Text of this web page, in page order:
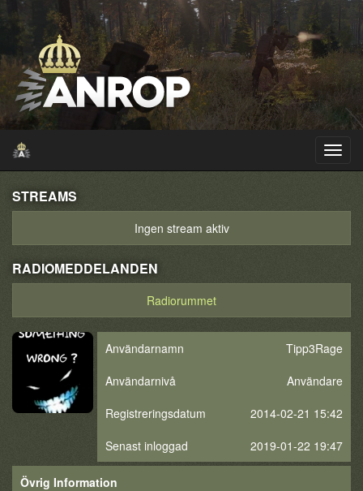
STREAMS
Ingen stream aktiv
RADIOMEDDELANDEN
Radiorummet
Användarnamn
Tipp3Rage
Användarnivå
Användare
Registreringsdatum
2014-02-21 15:42
Senast inloggad
2019-01-22 19:47
Övrig Information